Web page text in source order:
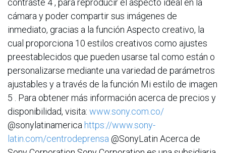
contraste 4 , para reproducir el aspecto ideal en la
cámara y poder compartir sus imágenes de
inmediato, gracias a la función Aspecto creativo, la
cual proporciona 10 estilos creativos como ajustes
preestablecidos que pueden usarse tal como están o
personalizarse mediante una variedad de parámetros
ajustables y a través de la función Mi estilo de imagen
5 . Para obtener más información acerca de precios y
disponibilidad, visita: www.sony.com.co/
@sonylatinamerica https://www.sony-
latin.com/centrodeprensa @SonyLatin Acerca de